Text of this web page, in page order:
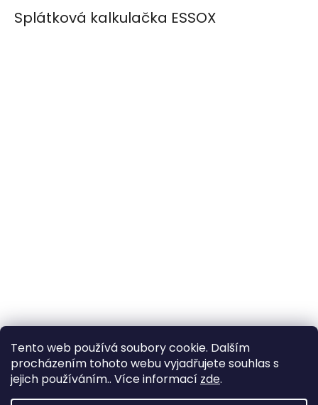
Tento web používá soubory cookie. Dalším
procházením tohoto webu vyjadřujete souhlas s
jejich používáním.. Více informací zde.
Splátková kalkulačka ESSOX